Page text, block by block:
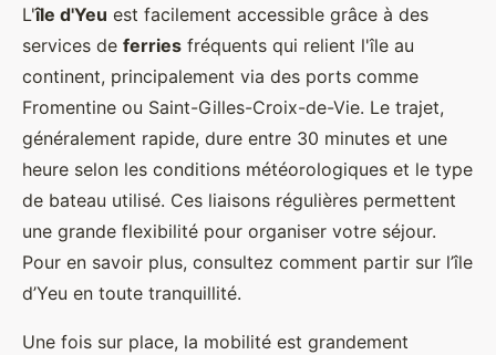
L'île d'Yeu est facilement accessible grâce à des
services de ferries fréquents qui relient l'île au
continent, principalement via des ports comme
Fromentine ou Saint-Gilles-Croix-de-Vie. Le trajet,
généralement rapide, dure entre 30 minutes et une
heure selon les conditions météorologiques et le type
de bateau utilisé. Ces liaisons régulières permettent
une grande flexibilité pour organiser votre séjour.
Pour en savoir plus, consultez comment partir sur l’île
d’Yeu en toute tranquillité.
Une fois sur place, la mobilité est grandement